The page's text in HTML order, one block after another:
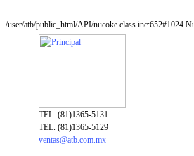
/user/atb/public_html/API/nucoke.class.inc:652#1024
TEL. (81)1365-5131
TEL. (81)1365-5129
ventas@atb.com.mx